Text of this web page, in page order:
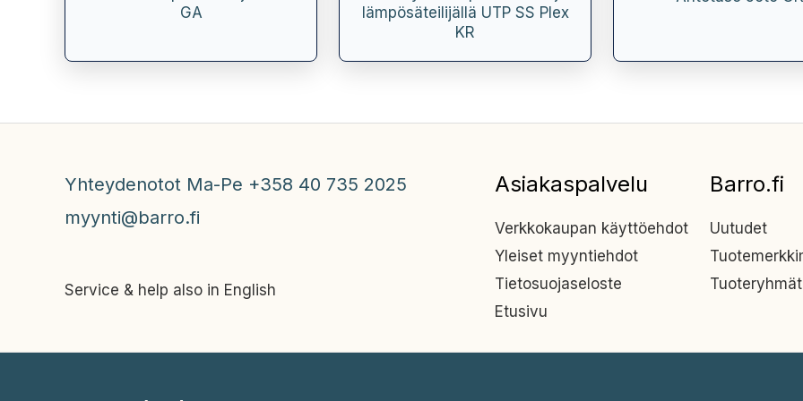
GA
lämpösäteilijällä UTP SS Plex
KR
Yhteydenotot Ma-Pe +358 40 735 2025
myynti@barro.fi
Service & help also in English
Asiakaspalvelu
Verkkokaupan käyttöehdot
Yleiset myyntiehdot
Tietosuojaseloste
Etusivu
Barro.fi
Uutudet
Tuoteryhmät